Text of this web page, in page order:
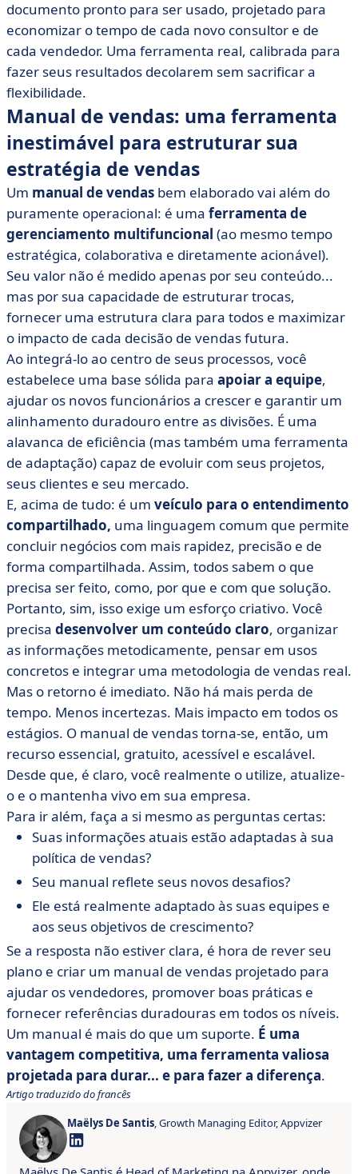
documento pronto para ser usado, projetado para
economizar o tempo de cada novo consultor e de
cada vendedor. Uma ferramenta real, calibrada para
fazer seus resultados decolarem sem sacrificar a
flexibilidade.
Manual de vendas: uma ferramenta
inestimável para estruturar sua
estratégia de vendas
Um manual de vendas bem elaborado vai além do
puramente operacional: é uma ferramenta de
gerenciamento multifuncional (ao mesmo tempo
estratégica, colaborativa e diretamente acionável).
Seu valor não é medido apenas por seu conteúdo...
mas por sua capacidade de estruturar trocas,
fornecer uma estrutura clara para todos e maximizar
o impacto de cada decisão de vendas futura.
Ao integrá-lo ao centro de seus processos, você
estabelece uma base sólida para apoiar a equipe,
ajudar os novos funcionários a crescer e garantir um
alinhamento duradouro entre as divisões. É uma
alavanca de eficiência (mas também uma ferramenta
de adaptação) capaz de evoluir com seus projetos,
seus clientes e seu mercado.
E, acima de tudo: é um veículo para o entendimento
compartilhado, uma linguagem comum que permite
concluir negócios com mais rapidez, precisão e de
forma compartilhada. Assim, todos sabem o que
precisa ser feito, como, por que e com que solução.
Portanto, sim, isso exige um esforço criativo. Você
precisa desenvolver um conteúdo claro, organizar
as informações metodicamente, pensar em usos
concretos e integrar uma metodologia de vendas real.
Mas o retorno é imediato. Não há mais perda de
tempo. Menos incertezas. Mais impacto em todos os
estágios. O manual de vendas torna-se, então, um
recurso essencial, gratuito, acessível e escalável.
Desde que, é claro, você realmente o utilize, atualize-
o e o mantenha vivo em sua empresa.
Para ir além, faça a si mesmo as perguntas certas:
Suas informações atuais estão adaptadas à sua
política de vendas?
Seu manual reflete seus novos desafios?
Ele está realmente adaptado às suas equipes e
aos seus objetivos de crescimento?
Se a resposta não estiver clara, é hora de rever seu
plano e criar um manual de vendas projetado para
ajudar os vendedores, promover boas práticas e
fornecer referências duradouras em todos os níveis.
Um manual é mais do que um suporte. É uma
vantagem competitiva, uma ferramenta valiosa
projetada para durar... e para fazer a diferença.
Artigo traduzido do francês
Maëlys De Santis, Growth Managing Editor, Appvizer